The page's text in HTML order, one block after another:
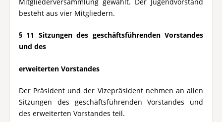
besteht aus vier Mitgliedern.
§ 11 Sitzungen des geschäftsführenden Vorstandes
und des
erweiterten Vorstandes
Der Präsident und der Vizepräsident nehmen an allen
Sitzungen des geschäftsführenden Vorstandes und
des erweiterten Vorstandes teil.